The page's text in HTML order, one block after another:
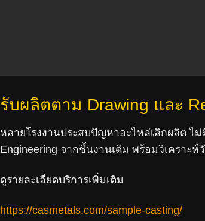
รับผลิตตาม Drawing และ
หลายโรงงานประสบปัญหาอะไหล่เลิกผลิต ไ
Engineering จากชิ้นงานเดิม พร้อมวิเครา
ดูรายละเอียดบริการเพิ่มเติม
https://casmetals.com/sample-casting/